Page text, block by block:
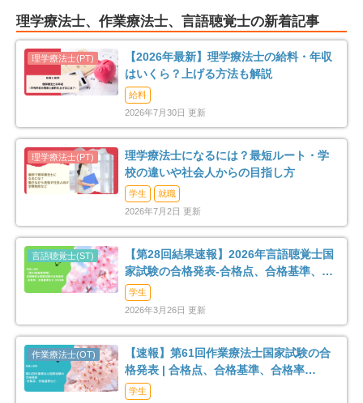
理学療法士、作業療法士、言語聴覚士の新着記事
【2026年最新】理学療法士の給料・年収
はいくら？上げる方法も解説
給料
2026年7月30日 更新
理学療法士になるには？最短ルート・学
校の違いや社会人からの目指し方
学生
就職
2026年7月2日 更新
【第28回結果速報】2026年言語聴覚士国
家試験の合格発表-合格点、合格基準、合
格率など-
学生
2026年3月26日 更新
【速報】第61回作業療法士国家試験の合
格発表 | 合格点、合格基準、合格率
（2026年）
学生